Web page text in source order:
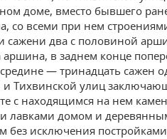
доме, вместо бывшего
со всеми при нем
сажени два с половиной
аршина, в заднем конце
— тринадцать сажен
и Тихвинской улиц
с находящимся на нем
лавками домом и
без исключения